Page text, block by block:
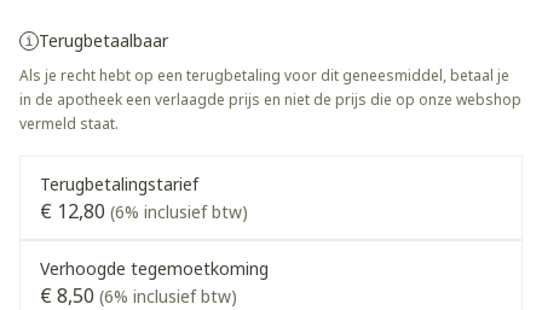
Terugbetaalbaar
Als je recht hebt op een terugbetaling voor dit geneesmiddel, betaal je
in de apotheek een verlaagde prijs en niet de prijs die op onze webshop
vermeld staat.
Terugbetalingstarief
€ 12,80 (6% inclusief btw)
Verhoogde tegemoetkoming
€ 8,50 (6% inclusief btw)